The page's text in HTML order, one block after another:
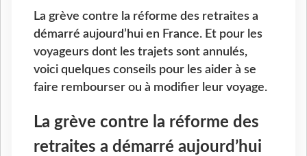
La grève contre la réforme des retraites a
démarré aujourd’hui en France. Et pour les
voyageurs dont les trajets sont annulés,
voici quelques conseils pour les aider à se
faire rembourser ou à modifier leur voyage.
La grève contre la réforme des
retraites a démarré aujourd’hui